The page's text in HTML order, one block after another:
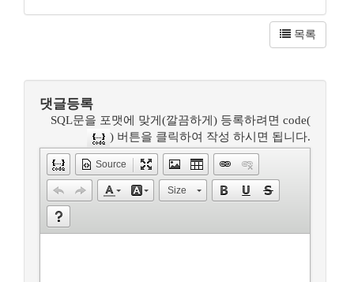
목록
댓글등록
SQL문을 포맷에 맞게(깔끔하게) 등록하려면 code(
) 버튼을 클릭하여 작성 하시면 됩니다.
Source
Size